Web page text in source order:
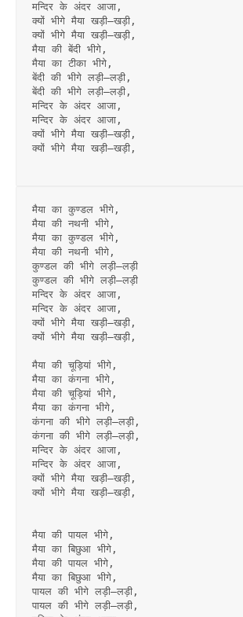
मन्दिर के अंदर आजा,
क्यों भीगे मैया खड़ी–खड़ी,
क्यों भीगे मैया खड़ी–खड़ी,
मैया की बेंदी भीगे,
मैया का टीका भीगे,
बेंदी की भीगे लड़ी–लड़ी,
बेंदी की भीगे लड़ी–लड़ी,
मन्दिर के अंदर आजा,
मन्दिर के अंदर आजा,
क्यों भीगे मैया खड़ी–खड़ी,
क्यों भीगे मैया खड़ी–खड़ी,
मैया का कुण्डल भीगे,
मैया की नथनी भीगे,
मैया का कुण्डल भीगे,
मैया की नथनी भीगे,
कुण्डल की भीगे लड़ी–लड़ी
कुण्डल की भीगे लड़ी–लड़ी
मन्दिर के अंदर आजा,
मन्दिर के अंदर आजा,
क्यों भीगे मैया खड़ी–खड़ी,
क्यों भीगे मैया खड़ी–खड़ी,
मैया की चूड़ियां भीगे,
मैया का कंगना भीगे,
मैया की चूड़ियां भीगे,
मैया का कंगना भीगे,
कंगना की भीगे लड़ी–लड़ी,
कंगना की भीगे लड़ी–लड़ी,
मन्दिर के अंदर आजा,
मन्दिर के अंदर आजा,
क्यों भीगे मैया खड़ी–खड़ी,
क्यों भीगे मैया खड़ी–खड़ी,
मैया की पायल भीगे,
मैया का बिछुआ भीगे,
मैया की पायल भीगे,
मैया का बिछुआ भीगे,
पायल की भीगे लड़ी–लड़ी,
पायल की भीगे लड़ी–लड़ी,